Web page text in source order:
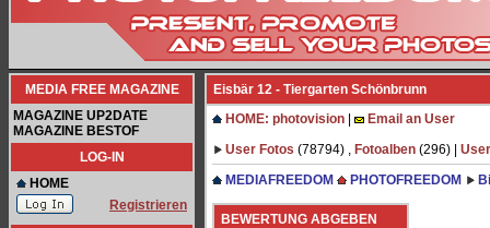
MEDIA FREE MAGAZINE
MAGAZINE UP2DATE
MAGAZINE BESTOF
LOG-IN
HOME
Registrieren
Eisbär 12 - Tiergarten Schönbrunn
HOME: photovision
Email an User
User Fotos (78794) , Fotoalben (296) |
MEDIAFREEDOM
PHOTOFREEDOM
BEWERTUNG ABGEBEN